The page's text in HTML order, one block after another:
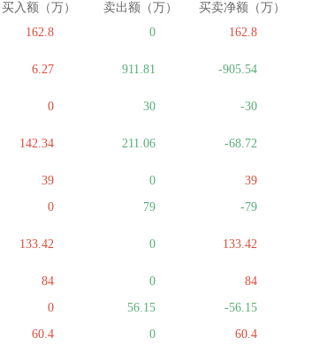
买入额（万） 卖出额（万） 买卖净额（万）
162.8 0 162.8
6.27 911.81 -905.54
0 30 -30
142.34 211.06 -68.72
39 0
39
0 79 -79
133.42 0 133.42
84 0
84
0 56.15
-56.15
60.4 0 60.4